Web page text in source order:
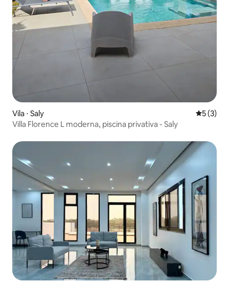
Vila ⋅ Saly 5 de
5 (3)
Villa Florence L moderna, piscina privativa - Saly